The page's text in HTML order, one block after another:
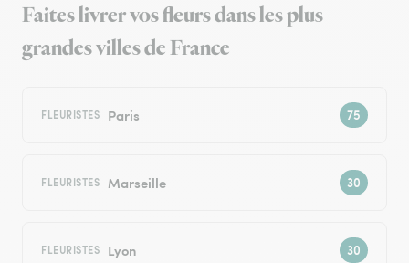
Faites livrer vos fleurs dans les plus
grandes villes de France
FLEURISTES Paris
FLEURISTES Marseille
FLEURISTES Lyon